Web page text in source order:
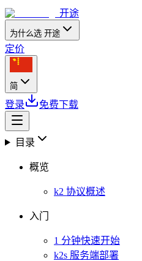
开途
为什么选 开途
定价
简
登录 免费下载
目录
概览
k2 协议概述
入门
1 分钟快速开始
k2s 服务端部署